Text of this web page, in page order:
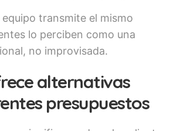
transmite el mismo
lo perciben como una
no improvisada.
alternativas
presupuestos